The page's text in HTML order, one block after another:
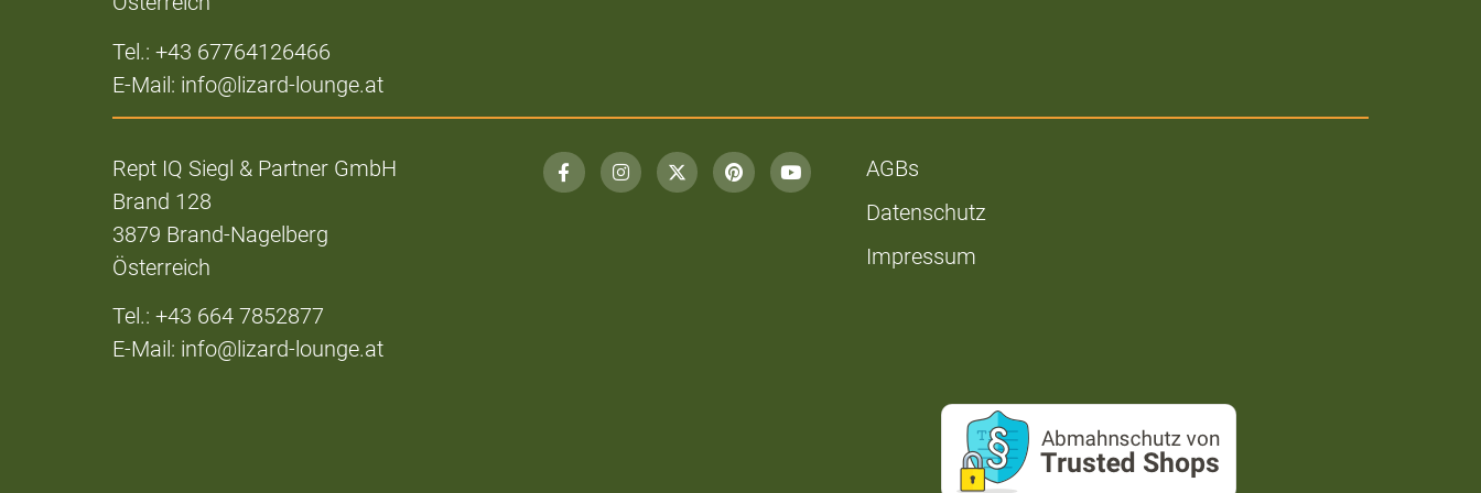
Tel.: +43 67764126466
E-Mail: info@lizard-lounge.at
Rept IQ Siegl & Partner GmbH
Brand 128
3879 Brand-Nagelberg
Österreich
Tel.: +43 664 7852877
E-Mail: info@lizard-lounge.at
AGBs
Datenschutz
Impressum